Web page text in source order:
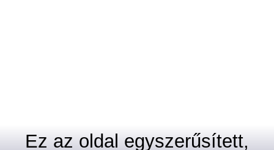
Ez az oldal egyszerűsített,